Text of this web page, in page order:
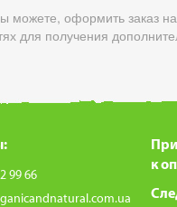
можете, оформить заказ
для получения
99 66
к